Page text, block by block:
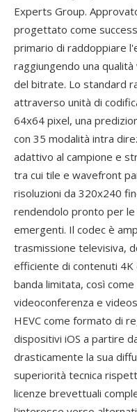
Experts Group.
progettato come
primario di raddoppiare
raggiungendo una
del bitrate. Lo standard
attraverso unità di
64x64 pixel, una
con 35 modalità intra
adattivo al campione e
tra cui tile e wavefront
risoluzioni da 320x240
rendendolo pronto per
emergenti. Il codec è
trasmissione televisiva,
efficiente di contenuti 4K
banda limitata, così
videoconferenza e
HEVC come formato di
dispositivi iOS a partire
drasticamente la sua
superiorità tecnica
licenze brevettuali